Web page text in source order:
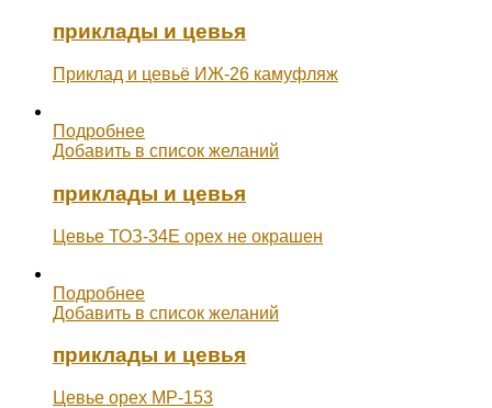
приклады и цевья
Приклад и цевьё ИЖ-26 камуфляж
Подробнее
Добавить в список желаний
приклады и цевья
Цевье ТОЗ-34Е орех не окрашен
Подробнее
Добавить в список желаний
приклады и цевья
Цевье орех МР-153